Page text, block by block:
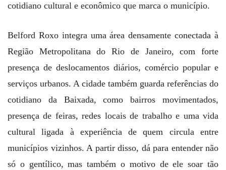
cotidiano cultural e econômico que marca o município.
Belford Roxo integra uma área densamente conectada à
Região Metropolitana do Rio de Janeiro, com forte
presença de deslocamentos diários, comércio popular e
serviços urbanos. A cidade também guarda referências do
cotidiano da Baixada, como bairros movimentados,
presença de feiras, redes locais de trabalho e uma vida
cultural ligada à experiência de quem circula entre
municípios vizinhos. A partir disso, dá para entender não
só o gentílico, mas também o motivo de ele soar tão